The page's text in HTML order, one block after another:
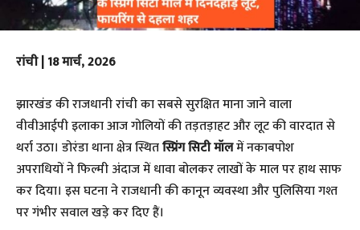
रांची | 18 मार्च, 2026
​झारखंड की राजधानी रांची का सबसे सुरक्षित माना जाने वाला
वीवीआईपी इलाका आज गोलियों की तड़तड़ाहट और लूट की वारदात से
थर्रा उठा। डोरंडा थाना क्षेत्र स्थितस्प्रिंग सिटी मॉलमें नकाबपोश
अपराधियों ने फिल्मी अंदाज में धावा बोलकर लाखों के माल पर हाथ साफ
कर दिया। इस घटना ने राजधानी की कानून व्यवस्था और पुलिसिया गश्त
पर गंभीर सवाल खड़े कर दिए हैं।